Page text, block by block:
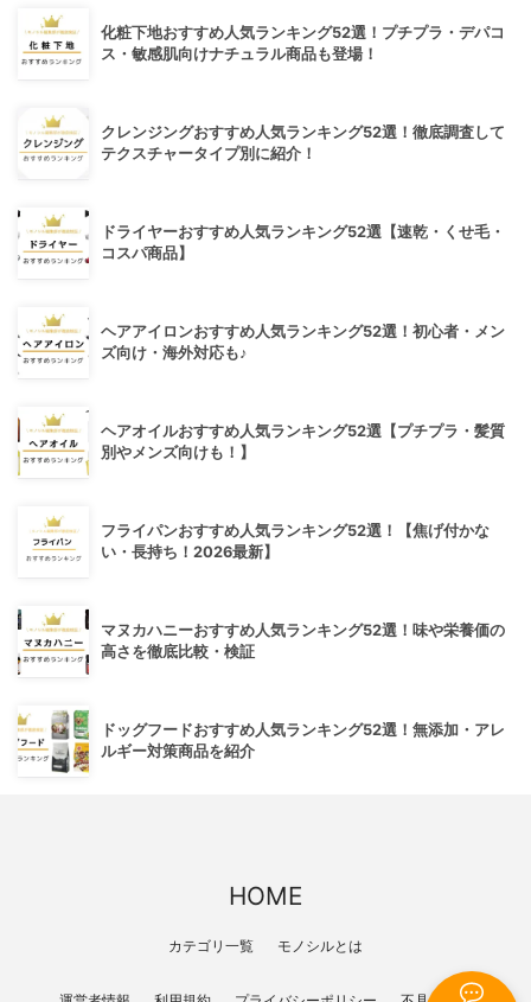
化粧下地おすすめ人気ランキング52選！プチプラ・デパコ
ス・敏感肌向けナチュラル商品も登場！
クレンジングおすすめ人気ランキング52選！徹底調査して
テクスチャータイプ別に紹介！
ドライヤーおすすめ人気ランキング52選【速乾・くせ毛・
コスパ商品】
ヘアアイロンおすすめ人気ランキング52選！初心者・メン
ズ向け・海外対応も♪
ヘアオイルおすすめ人気ランキング52選【プチプラ・髪質
別やメンズ向けも！】
フライパンおすすめ人気ランキング52選！【焦げ付かな
い・長持ち！2026最新】
マヌカハニーおすすめ人気ランキング52選！味や栄養価の
高さを徹底比較・検証
ドッグフードおすすめ人気ランキング52選！無添加・アレ
ルギー対策商品を紹介
HOME
カテゴリ一覧 モノシルとは